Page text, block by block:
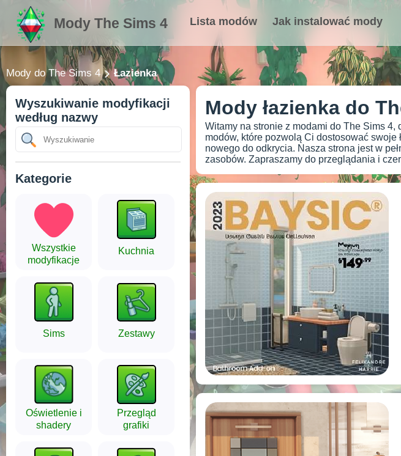
Mody The Sims 4 Lista modów Jak instalować mody
Mody do The Sims 4 Łazienka
Wyszukiwanie modyfikacji
według nazwy
Kategorie
Wszystkie
modyfikacje
Kuchnia
Sims Zestawy
Oświetlenie i
shadery
Przegląd
grafiki
Mody łazienka do
Witamy na stronie z modami do The Sims
modów, które pozwolą Ci dostosować
nowego do odkrycia. Nasza strona jest w
zasobów. Zapraszamy do przeglądania i